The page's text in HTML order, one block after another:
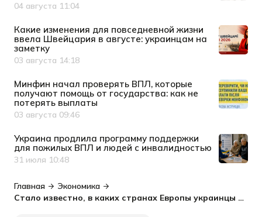
Дата публикации
04 августа 11:04
Какие изменения для повседневной жизни
ввела Швейцария в августе: украинцам на
заметку
Дата публикации
03 августа 14:18
Минфин начал проверять ВПЛ, которые
получают помощь от государства: как не
потерять выплаты
Дата публикации
03 августа 09:46
Украина продлила программу поддержки
для пожилых ВПЛ и людей с инвалидностью
Дата публикации
31 июля 10:48
Главная
Экономика
Стало известно, в каких странах Европы украинцы могут быстрее всего найти работу